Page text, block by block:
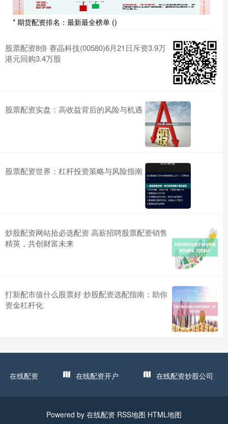
* 期货配资排名：最新最全榜单 ()
股票配资8倍 赛晶科技(00580)6月21日斥资3.9万
港元回购3.4万股
股票配资实盘：高收益背后的风险与机遇
股票配资世界：杠杆投资策略与风险指南
炒股配资网站拾必选配资 高薪招聘股票配资销售
精英，共创财富未来
打新配市值什么股票好 炒股配资选配指南：助你
资金杠杆化
在线配资 在线配资开户 在线配资炒股公司
Powered by 在线配资 RSS地图 HTML地图